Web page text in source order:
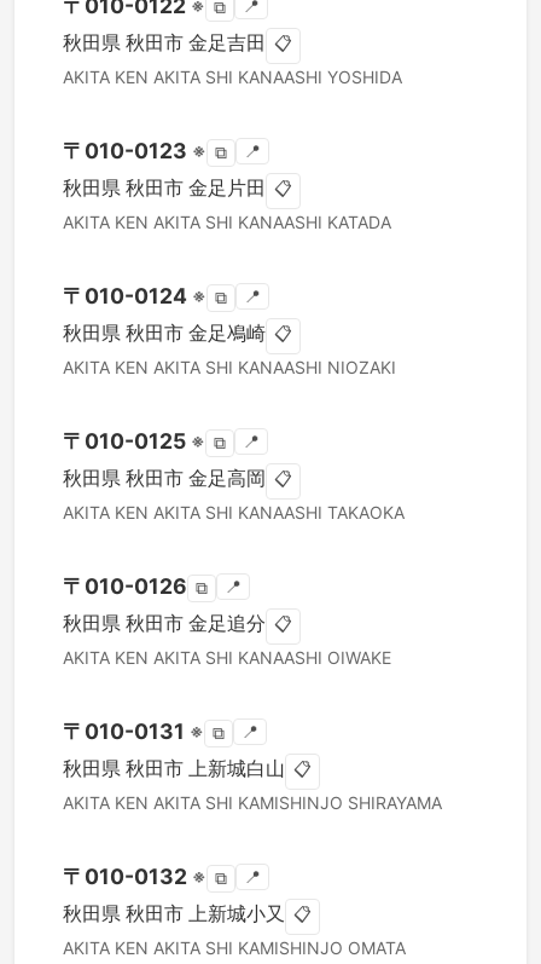
〒 010-0122 ※ ⧉ 📍
秋田県 秋田市 金足吉田 📋
AKITA KEN AKITA SHI KANAASHI YOSHIDA
〒 010-0123 ※ ⧉ 📍
秋田県 秋田市 金足片田 📋
AKITA KEN AKITA SHI KANAASHI KATADA
〒 010-0124 ※ ⧉ 📍
秋田県 秋田市 金足鳰崎 📋
AKITA KEN AKITA SHI KANAASHI NIOZAKI
〒 010-0125 ※ ⧉ 📍
秋田県 秋田市 金足高岡 📋
AKITA KEN AKITA SHI KANAASHI TAKAOKA
〒 010-0126 ⧉ 📍
秋田県 秋田市 金足追分 📋
AKITA KEN AKITA SHI KANAASHI OIWAKE
〒 010-0131 ※ ⧉ 📍
秋田県 秋田市 上新城白山 📋
AKITA KEN AKITA SHI KAMISHINJO SHIRAYAMA
〒 010-0132 ※ ⧉ 📍
秋田県 秋田市 上新城小又 📋
AKITA KEN AKITA SHI KAMISHINJO OMATA